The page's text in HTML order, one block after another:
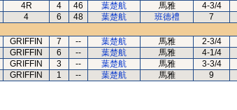
4R 4 46 葉楚航 馬雅 4-3/4
4 6 48 葉楚航 班德禮 7
GRIFFIN 7 -- 葉楚航 馬雅 2-3/4
GRIFFIN 6 -- 葉楚航 馬雅 4-1/4
GRIFFIN 3 -- 葉楚航 馬雅 3-3/4
GRIFFIN 1 -- 葉楚航 馬雅 9